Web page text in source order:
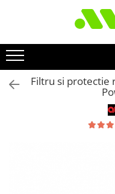
Filtru si protectie